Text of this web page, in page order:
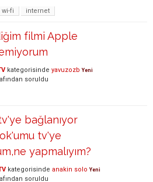
wi-fi internet
filmi Apple
kategorisinde yavuzozb Yeni
soruldu
bağlanıyor
tv'ye
yapmalıyım?
kategorisinde anakin solo Yeni
soruldu